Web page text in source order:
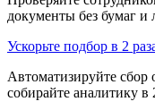
документы без бумаг и
Ускорьте подбор в 2
Автоматизируйте сбор
собирайте аналитику в